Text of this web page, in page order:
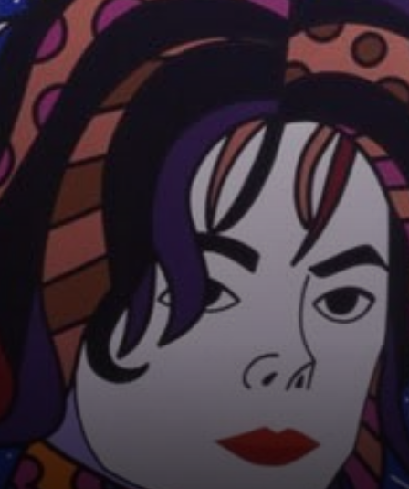
Er wuchs in einem
einfachen
Stadtteil auf und
musste
zahlreiche
Herausforderungen
überwinden,
bevor er seine
Karriere als